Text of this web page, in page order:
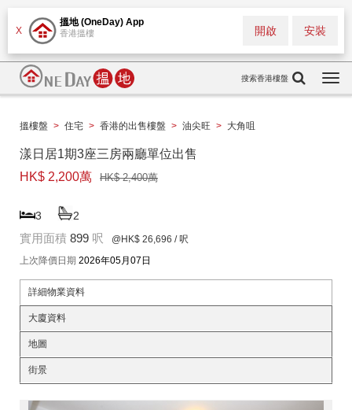
X
搵地 (OneDay) App
香港搵樓 安裝
開啟
搜索香港樓盤
搵樓盤 > 住宅 > 香港的出售樓盤 > 油尖旺 > 大角咀
漾日居1期3座三房兩廳單位出售
HK$ 2,200萬
HK$ 2,400萬
3 2
實用面積 899 呎 @HK$ 26,696 / 呎
上次降價日期 2026年05月07日
詳細物業資料
大廈資料
地圖
街景